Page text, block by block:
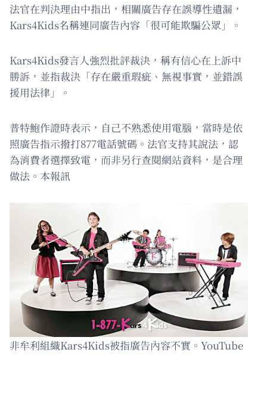
法官在判決理由中指出，相關廣告存在誤導性遺漏，
Kars4Kids名稱連同廣告內容「很可能欺騙公眾」。
Kars4Kids發言人強烈批評裁決，稱有信心在上訴中
勝訴，並指裁決「存在嚴重瑕疵、無視事實，並錯誤
援用法律」。
普特鮑作證時表示，自己不熟悉使用電腦，當時是依
照廣告指示撥打877電話號碼。法官支持其說法，認
為消費者選擇致電，而非另行查閱網站資料，是合理
做法。本報訊
非牟利組織Kars4Kids被指廣告內容不實。YouTube